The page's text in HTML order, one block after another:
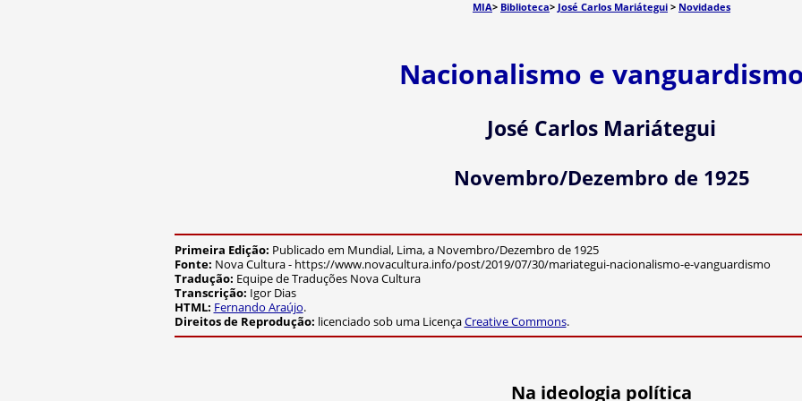
MIA> Biblioteca> José Carlos Mariátegui > Novidades
Nacionalismo e
José Carlos Mariátegui
Novembro/Dezembro de 1925
Primeira Edição: Publicado em Mundial, Lima, a Novembro/Dezembro de 1925
Fonte: Nova Cultura - https://www.novacultura.info/post/2019/07/30/mariategui-nacionalismo-e-vanguardismo
Tradução: Equipe de Traduções Nova Cultura
Transcrição: Igor Dias
HTML: Fernando Araújo.
Direitos de Reprodução: licenciado sob uma LicençaCreative Commons.
Na ideologia política